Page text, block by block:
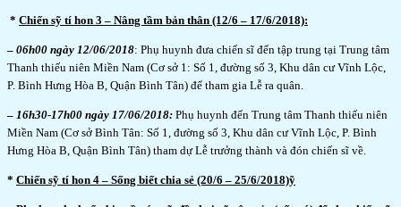
* Chiến sỹ tí hon 3 – Nâng tầm bản thân (12/6 – 17/6/2018):
– 06h00 ngày 12/06/2018: Phụ huynh đưa chiến sĩ đến tập trung tại Trung tâm
Thanh thiếu niên Miền Nam (Cơ sở 1: Số 1, đường số 3, Khu dân cư Vĩnh Lộc,
P. Bình Hưng Hòa B, Quận Bình Tân) để tham gia Lễ ra quân.
– 16h30-17h00 ngày 17/06/2018: Phụ huynh đến Trung tâm Thanh thiếu niên
Miền Nam (Cơ sở Bình Tân: Số 1, đường số 3, Khu dân cư Vĩnh Lộc, P. Bình
Hưng Hòa B, Quận Bình Tân) tham dự Lễ trưởng thành và đón chiến sĩ về.
* Chiến sỹ tí hon 4 – Sống biết chia sẻ (20/6 – 25/6/2018)ỹ